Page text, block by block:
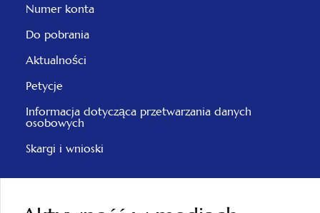
Numer konta
Do pobrania
Aktualności
Petycje
Informacja dotycząca przetwarzania danych
osobowych
Skargi i wnioski